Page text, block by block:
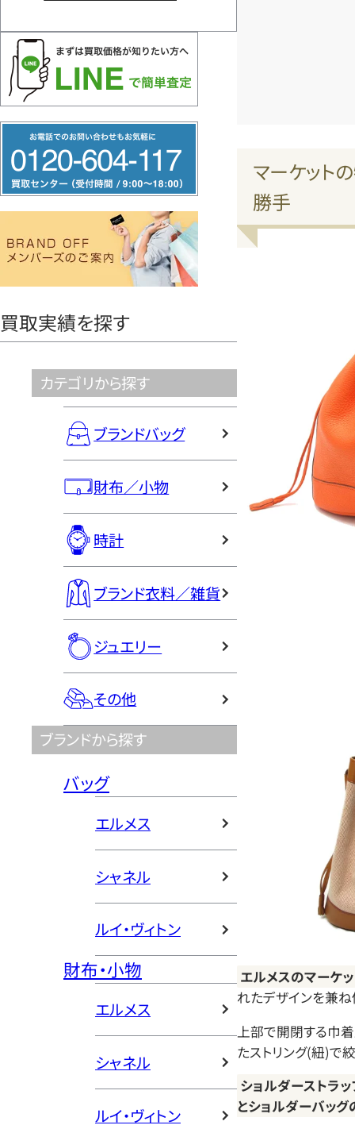
リ
ー
ヤ
買取実績を探す
カテゴリから探す
ブランドバッグ
財布／小物
時計
ブランド衣料／雑貨
ジュエリー
その他
ブランドから探す
バッグ
エルメス
シャネル
ルイ・ヴィトン
財布・小物
エルメス
シャネル
ルイ・ヴィトン
マーケット
勝手
エルメスのマーケ
れたデザインを兼ね
上部で開閉する巾
たストリング(紐)で
ショルダーストラ
とショルダーバッ